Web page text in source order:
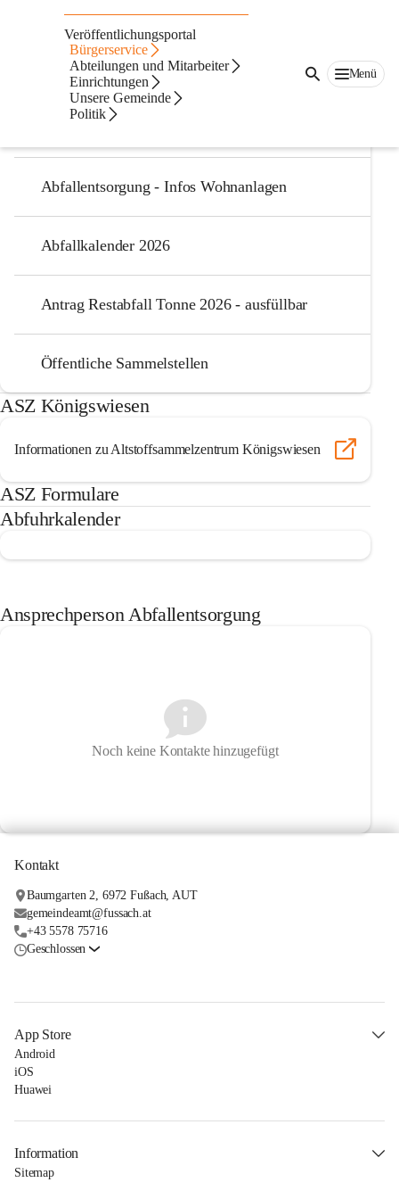
Veröffentlichungsportal
Bürgerservice
Abteilungen und Mitarbeiter
Einrichtungen
Unsere Gemeinde
Politik
Menü
Abfallentsorgung
Abfallabfuhrordnung
Abfallentsorgung - Infos Haushalt
Abfallentsorgung - Infos Wohnanlagen
Abfallkalender 2026
Antrag Restabfall Tonne 2026 - ausfüllbar
Öffentliche Sammelstellen
ASZ Königswiesen
Informationen zu Altstoffsammelzentrum Königswiesen
ASZ Formulare
Abfuhrkalender
Ansprechperson Abfallentsorgung
Noch keine Kontakte hinzugefügt
Kontakt
Baumgarten 2, 6972 Fußach, AUT
gemeindeamt@fussach.at
+43 5578 75716
Geschlossen
App Store
Android
iOS
Huawei
Information
Sitemap